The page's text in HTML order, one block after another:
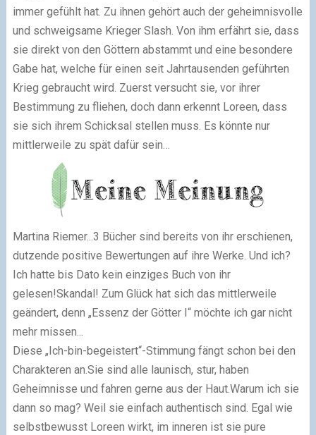
immer gefühlt hat. Zu ihnen gehört auch der geheimnisvolle
und schweigsame Krieger Slash. Von ihm erfährt sie, dass
sie direkt von den Göttern abstammt und eine besondere
Gabe hat, welche für einen seit Jahrtausenden geführten
Krieg gebraucht wird. Zuerst versucht sie, vor ihrer
Bestimmung zu fliehen, doch dann erkennt Loreen, dass
sie sich ihrem Schicksal stellen muss. Es könnte nur
mittlerweile zu spät dafür sein…
Martina Riemer...3 Bücher sind bereits von ihr erschienen,
dutzende positive Bewertungen auf ihre Werke. Und ich?
Ich hatte bis Dato kein einziges Buch von ihr
gelesen!Skandal! Zum Glück hat sich das mittlerweile
geändert, denn „Essenz der Götter I“ möchte ich gar nicht
mehr missen...
Diese „Ich-bin-begeistert“-Stimmung fängt schon bei den
Charakteren an.Sie sind alle launisch, stur, haben
Geheimnisse und fahren gerne aus der Haut.Warum ich sie
dann so mag? Weil sie einfach authentisch sind. Egal wie
selbstbewusst Loreen wirkt, im inneren ist sie pure